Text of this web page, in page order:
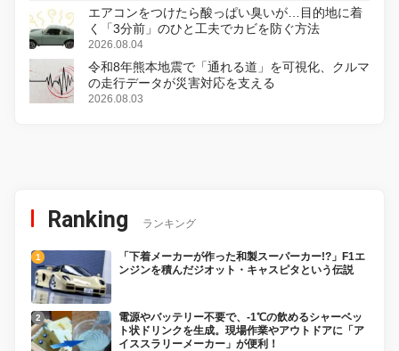
エアコンをつけたら酸っぱい臭いが…目的地に着
く「3分前」のひと工夫でカビを防ぐ方法
2026.08.04
令和8年熊本地震で「通れる道」を可視化、クルマ
の走行データが災害対応を支える
2026.08.03
Ranking ランキング
「下着メーカーが作った和製スーパーカー!?」F1エ
ンジンを積んだジオット・キャスピタという伝説
電源やバッテリー不要で、-1℃の飲めるシャーベッ
ト状ドリンクを生成。現場作業やアウトドアに「ア
イススラリーメーカー」が便利！